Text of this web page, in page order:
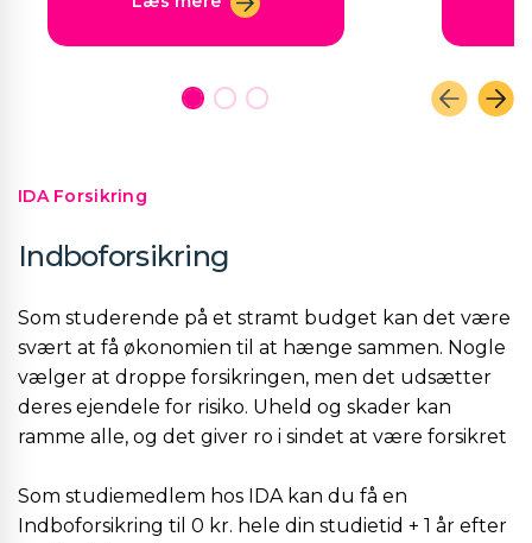
IDA Forsikring
Indboforsikring
Som studerende på et stramt budget kan det være
svært at få økonomien til at hænge sammen. Nogle
vælger at droppe forsikringen, men det udsætter
deres ejendele for risiko. Uheld og skader kan
ramme alle, og det giver ro i sindet at være forsikret
Som studiemedlem hos IDA kan du få en
Indboforsikring til 0 kr. hele din studietid + 1 år efter